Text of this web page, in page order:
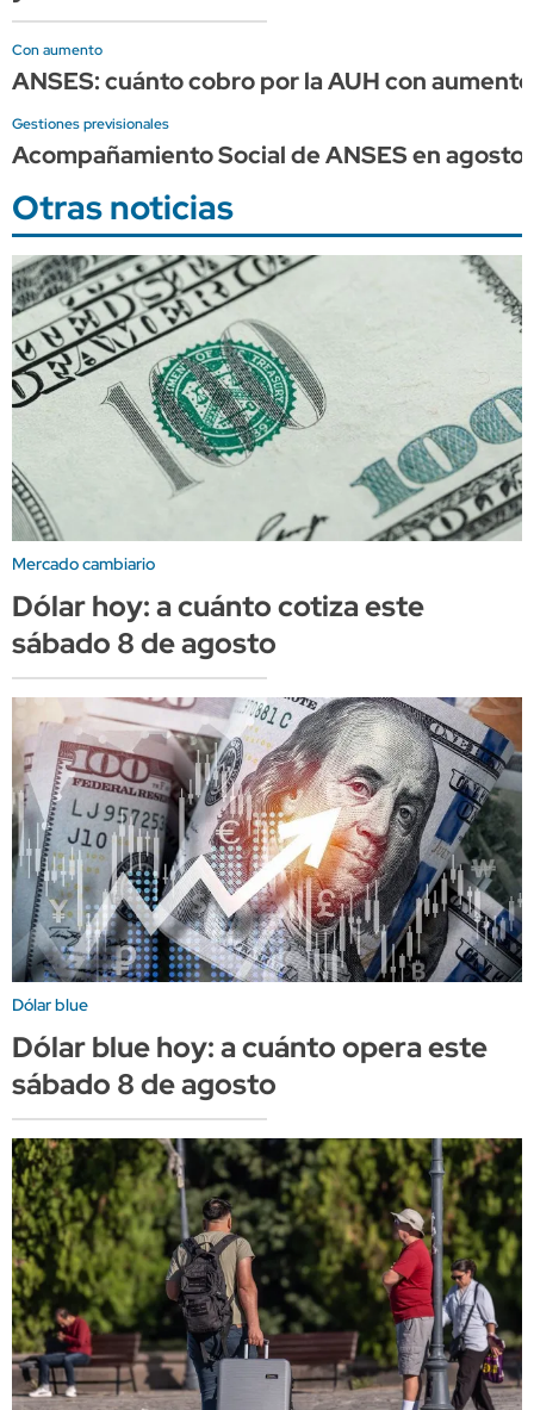
Con aumento
ANSES: cuánto cobro por la AUH con
Gestiones previsionales
Acompañamiento Social de ANSES en
Otras noticias
Mercado cambiario
Dólar hoy: a cuánto cotiza este
sábado 8 de agosto
Dólar blue
Dólar blue hoy: a cuánto opera este
sábado 8 de agosto